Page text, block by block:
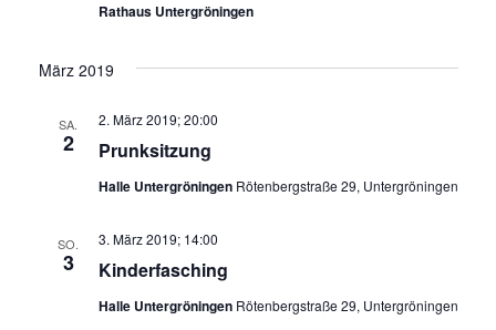
i
a
s
h
n
Rathaus Untergröningen
März 2019
SA.
2 Prunksitzung
2. März 2019; 20:00
Halle Untergröningen Rötenbergstraße 29, Untergröningen
SO.
3 Kinderfasching
3. März 2019; 14:00
Halle Untergröningen Rötenbergstraße 29, Untergröningen